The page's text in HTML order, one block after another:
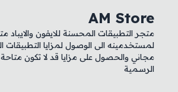
AM Store
متجر التطبيقات المحسنة للايفون والايباد
لمستخدمينه الى الوصول لمزايا
مجاني والحصول على مزايا قد لا تكون
الرسمية